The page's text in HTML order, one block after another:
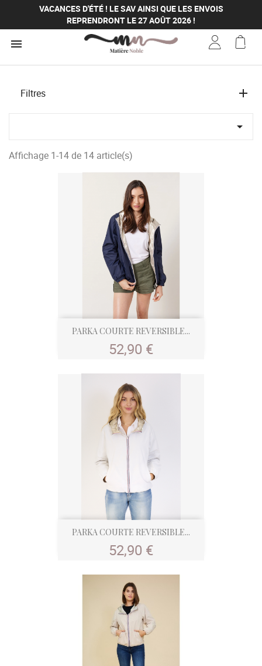
REPRENDRONT LE 27 AOÛT 2026 !
VACANCES D'ÉTÉ ! LE SAV AINSI QUE LES ENVOIS
REPRENDRONT LE 27 AOÛT 2026 !
VACANCES D'ÉTÉ ! LE SAV AINSI QUE LES ENVOIS
REPRENDRONT LE 27 AOÛT 2026 !

Filtres

Affichage 1-14 de 14 article(s)
PARKA COURTE REVERSIBLE...
Prix
52,90 €
PARKA COURTE REVERSIBLE...
Prix
52,90 €